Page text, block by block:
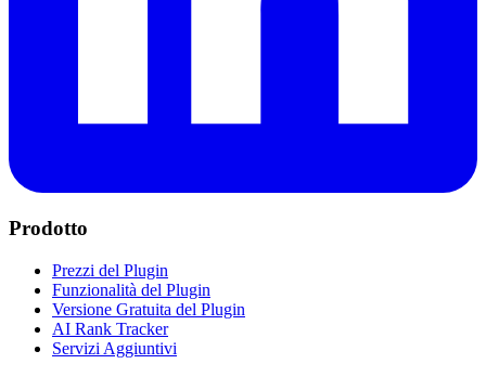
Prodotto
Prezzi del Plugin
Funzionalità del Plugin
Versione Gratuita del Plugin
AI Rank Tracker
Servizi Aggiuntivi